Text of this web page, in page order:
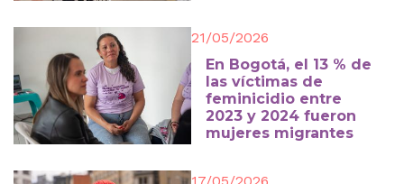
21/05/2026
En Bogotá, el 13 % de
las víctimas de
feminicidio entre
2023 y 2024 fueron
mujeres migrantes